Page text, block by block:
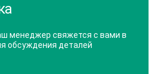
менеджер свяжется с вами в
обсуждения деталей